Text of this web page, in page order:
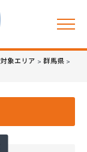
対象エリア >群馬県 >